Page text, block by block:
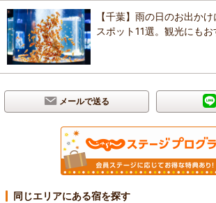
【千葉】雨の日のお出か
スポット11選。観光にもお
メールで送る
同じエリアにある宿を探す